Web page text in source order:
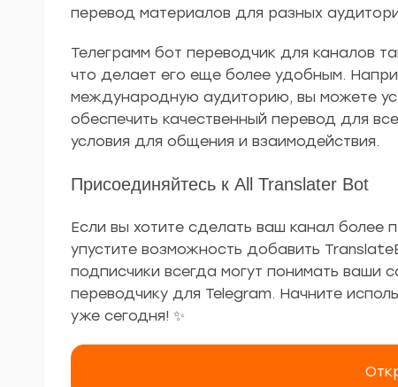
перевод материалов для разных
Телеграмм бот переводчик для каналов
что делает его еще более удобным.
международную аудиторию, вы можете
обеспечить качественный перевод для
условия для общения и взаимодействия.
Присоединяйтесь к All Translater Bot
Если вы хотите сделать ваш канал более
упустите возможность добавить
подписчики всегда могут понимать ваши
переводчику для Telegram. Начните
уже сегодня! ✨